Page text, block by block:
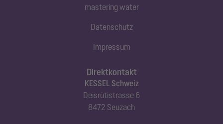
Direktkontakt
KESSEL Schweiz
Deisrütistrasse 6
8472 Seuzach
mastering water
Datenschutz
Impressum